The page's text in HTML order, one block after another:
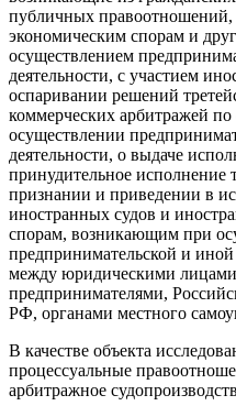
публичных правоотношений,
экономическим спорам и
осуществлением
деятельности, с участием
оспаривании решений
коммерческих арбитражей
осуществлении
деятельности, о выдаче
принудительное исполнение
признании и приведении в
иностранных судов и
спорам, возникающим при
предпринимательской и иной
между юридическими
предпринимателями,
РФ, органами местного
В качестве объекта
процессуальные
арбитражное